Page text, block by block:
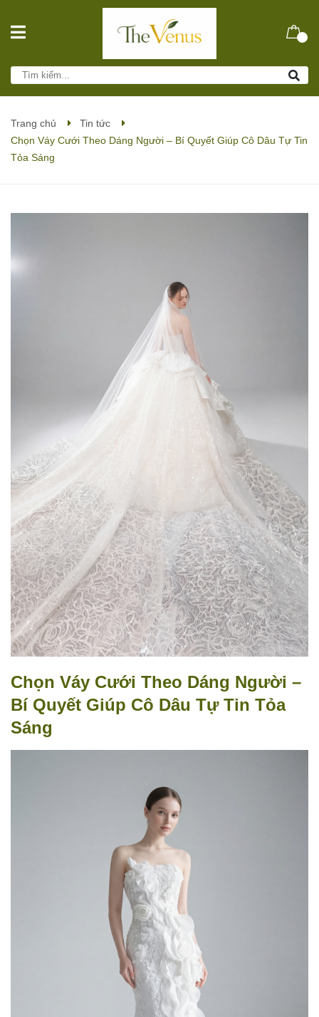
Trang chủ
Tin tức
Chọn Váy Cưới Theo Dáng Người – Bí Quyết Giúp Cô Dâu Tự Tin
Tỏa Sáng
Chọn Váy Cưới Theo Dáng Người –
Bí Quyết Giúp Cô Dâu Tự Tin Tỏa
Sáng